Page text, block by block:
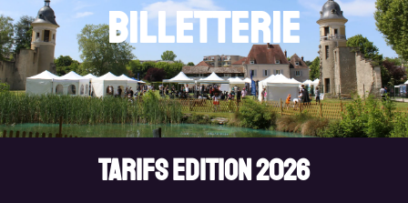
billetterie
Tarifs edition 2026